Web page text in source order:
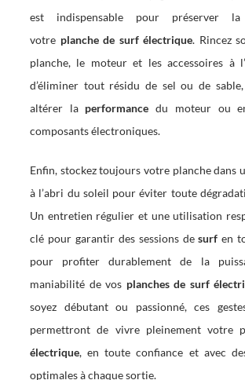
est indispensable pour préserver
votre planche de surf électrique. Rincez
planche, le moteur et les accessoires à
d’éliminer tout résidu de sel ou de
altérer la performance du moteur ou
composants électroniques.
Enfin, stockez toujours votre planche dans
à l’abri du soleil pour éviter toute
Un entretien régulier et une utilisation
clé pour garantir des sessions desurf en
pour profiter durablement de la
maniabilité de vos planches de surf
soyez débutant ou passionné, ces
permettront de vivre pleinement votre
électrique, en toute confiance et avec
optimales à chaque sortie.